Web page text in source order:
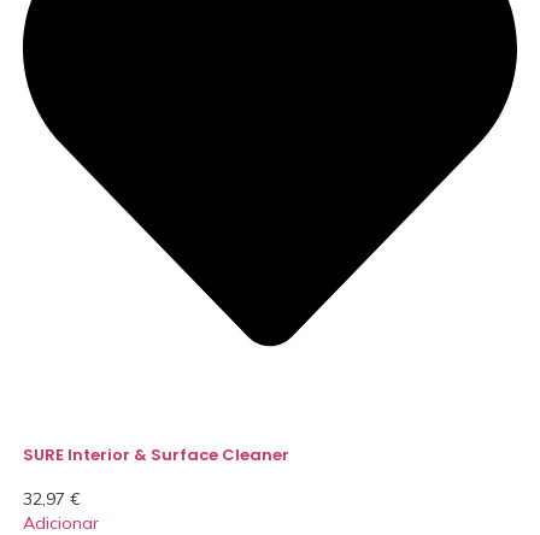
SURE Interior & Surface Cleaner
32,97 €
Adicionar